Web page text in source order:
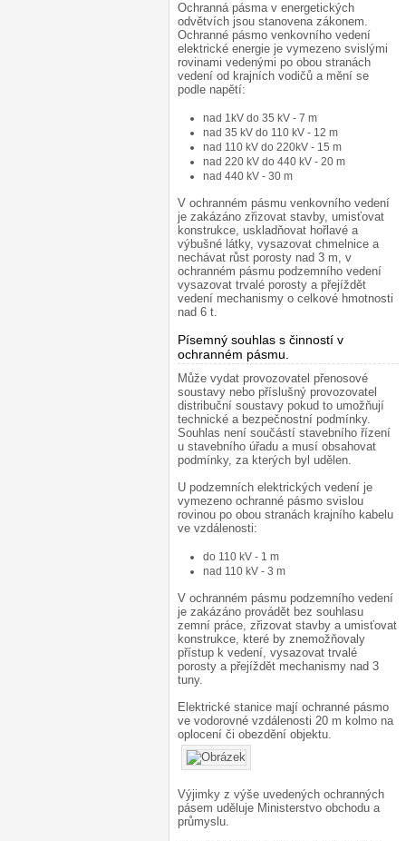
Ochranná pásma v energetických
odvětvích jsou stanovena zákonem.
Ochranné pásmo venkovního vedení
elektrické energie je vymezeno svislými
rovinami vedenými po obou stranách
vedení od krajních vodičů a mění se
podle napětí:
nad 1kV do 35 kV - 7 m
nad 35 kV do 110 kV - 12 m
nad 110 kV do 220kV - 15 m
nad 220 kV do 440 kV - 20 m
nad 440 kV - 30 m
V ochranném pásmu venkovního vedení
je zakázáno zřizovat stavby, umisťovat
konstrukce, uskladňovat hořlavé a
výbušné látky, vysazovat chmelnice a
nechávat růst porosty nad 3 m, v
ochranném pásmu podzemního vedení
vysazovat trvalé porosty a přejíždět
vedení mechanismy o celkové hmotnosti
nad 6 t.
Písemný souhlas s činností v
ochranném pásmu.
Může vydat provozovatel přenosové
soustavy nebo příslušný provozovatel
distribuční soustavy pokud to umožňují
technické a bezpečnostní podmínky.
Souhlas není součástí stavebního řízení
u stavebního úřadu a musí obsahovat
podmínky, za kterých byl udělen.
U podzemních elektrických vedení je
vymezeno ochranné pásmo svislou
rovinou po obou stranách krajního kabelu
ve vzdálenosti:
do 110 kV - 1 m
nad 110 kV - 3 m
V ochranném pásmu podzemního vedení
je zakázáno provádět bez souhlasu
zemní práce, zřizovat stavby a umisťovat
konstrukce, které by znemožňovaly
přístup k vedení, vysazovat trvalé
porosty a přejíždět mechanismy nad 3
tuny.
Elektrické stanice mají ochranné pásmo
ve vodorovné vzdálenosti 20 m kolmo na
oplocení či obezdění objektu.
Výjimky z výše uvedených ochranných
pásem uděluje Ministerstvo obchodu a
průmyslu.